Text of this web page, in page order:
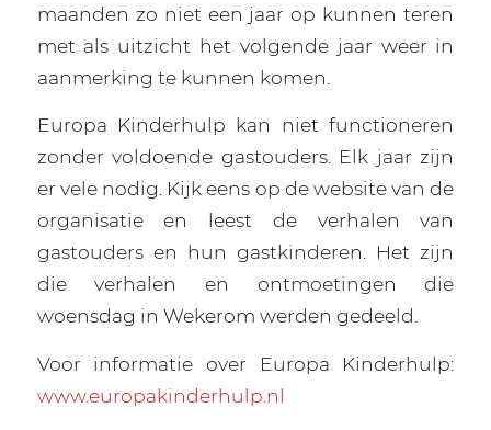
maanden zo niet een jaar op kunnen teren
met als uitzicht het volgende jaar weer in
aanmerking te kunnen komen.
Europa Kinderhulp kan niet functioneren
zonder voldoende gastouders. Elk jaar zijn
er vele nodig. Kijk eens op de website van de
organisatie en leest de verhalen van
gastouders en hun gastkinderen. Het zijn
die verhalen en ontmoetingen die
woensdag in Wekerom werden gedeeld.
Voor informatie over Europa Kinderhulp:
www.europakinderhulp.nl